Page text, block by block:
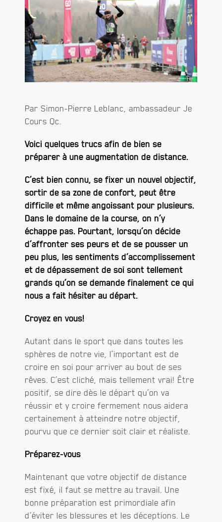
Par Simon-Pierre Leblanc, ambassadeur Je
Cours Qc.
Voici quelques trucs afin de bien se
préparer à une augmentation de distance.
C’est bien connu, se fixer un nouvel objectif,
sortir de sa zone de confort, peut être
difficile et même angoissant pour plusieurs.
Dans le domaine de la course, on n’y
échappe pas. Pourtant, lorsqu’on décide
d’affronter ses peurs et de se pousser un
peu plus, les sentiments d’accomplissement
et de dépassement de soi sont tellement
grands qu’on se demande finalement ce qui
nous a fait hésiter au départ.
Croyez en vous!
Autant dans le sport que dans toutes les
sphères de notre vie, l’important est de
croire en soi pour arriver au bout de ses
rêves. C’est cliché, mais tellement vrai! Être
positif, se dire dès le départ qu’on va
réussir et y croire fermement nous aidera
certainement à atteindre notre objectif,
pourvu que ce dernier soit clair et réaliste.
Préparez-vous
Maintenant que votre objectif de distance
est fixé, il faut se mettre au travail. Une
bonne préparation est primordiale afin
d’éviter les blessures et les déceptions. Le